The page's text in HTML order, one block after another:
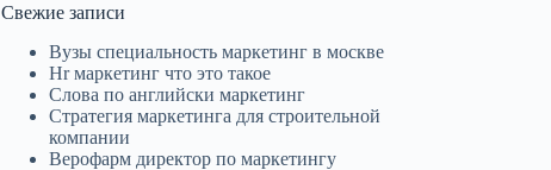
Свежие записи
Вузы специальность маркетинг в москве
Hr маркетинг что это такое
Слова по английски маркетинг
Стратегия маркетинга для строительной
компании
Верофарм директор по маркетингу